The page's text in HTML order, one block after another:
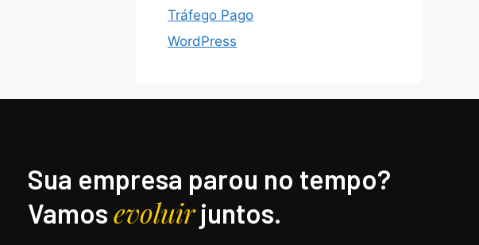
Tráfego Pago
WordPress
Sua empresa parou no tempo?
Vamosevoluirjuntos.